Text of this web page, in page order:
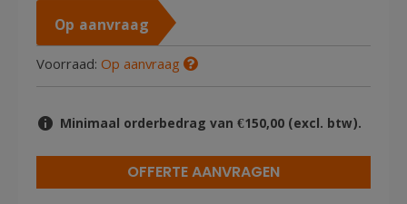
Op aanvraag
Voorraad: Op aanvraag
Minimaal orderbedrag van €150,00 (excl. btw).
OFFERTE AANVRAGEN